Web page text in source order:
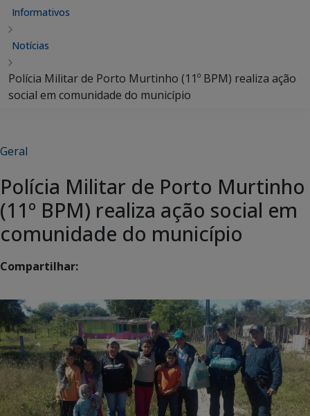
Informativos
Notícias
Polícia Militar de Porto Murtinho (11º BPM) realiza ação
social em comunidade do município
Geral
Polícia Militar de Porto Murtinho
(11º BPM) realiza ação social em
comunidade do município
Compartilhar: